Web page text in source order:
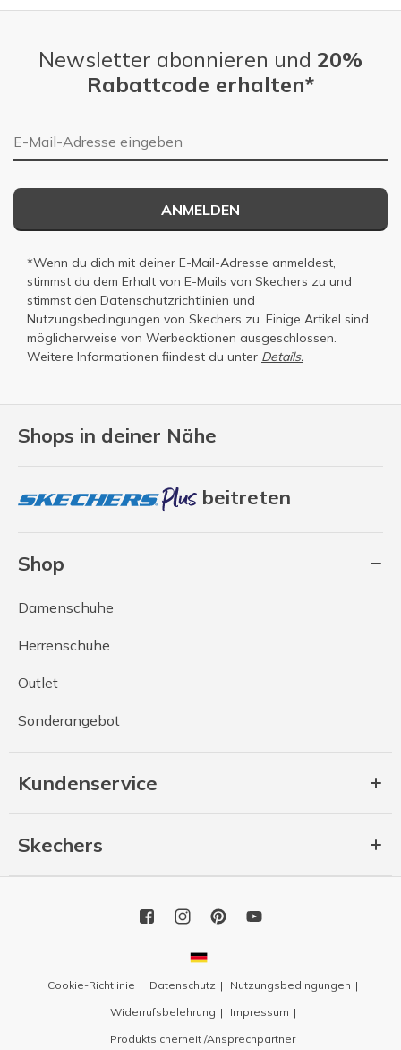
Shops in deiner Nähe
beitreten
Shop
Damenschuhe
Herrenschuhe
Outlet
Sonderangebot
Kundenservice
Skechers
Newsletter abonnieren und 20%
Rabattcode erhalten*
E-Mail-Adresse
ANMELDEN
*Wenn du dich mit deiner E-Mail-Adresse anmeldest,
stimmst du dem Erhalt von E-Mails von Skechers zu und
stimmst den Datenschutzrichtlinien und
Nutzungsbedingungen von Skechers zu. Einige Artikel sind
möglicherweise von Werbeaktionen ausgeschlossen.
Weitere Informationen fiindest du unter Details.
Cookie-Richtlinie Datenschutz
Nutzungsbedingungen
Widerrufsbelehrung
Impressum
Produktsicherheit /Ansprechpartner